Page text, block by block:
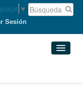
▼
Sesión